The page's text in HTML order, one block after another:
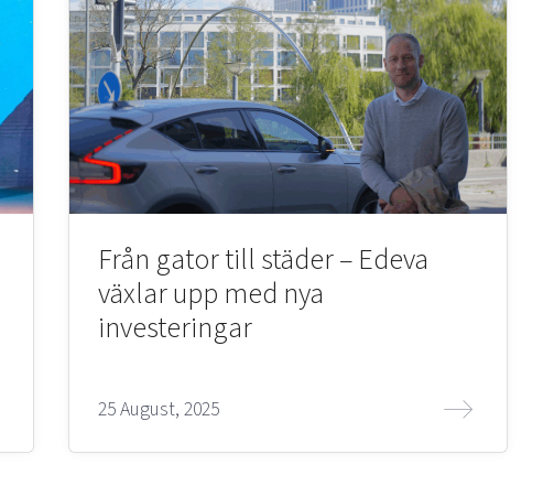
Från gator till städer – Edeva
växlar upp med nya
investeringar
25 August, 2025